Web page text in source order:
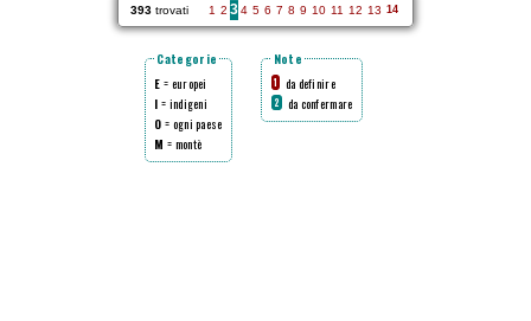
393 trovati 1 2 34 5 6 7 8 9 10 11 12 13 14
Categorie
E = europei
I = indigeni
O = ogni paese
M = montè
Note
1 da definire
2 da confermare